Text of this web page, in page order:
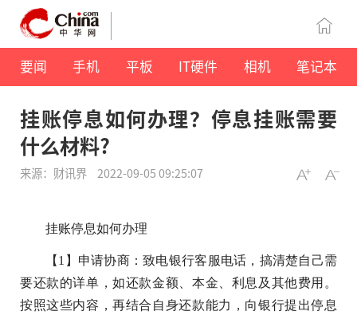
要闻 手机 平板 IT硬件 相机 笔记本
挂账停息如何办理？停息挂账需要
什么材料?
来源：财讯界 2022-09-05 09:25:07
挂账停息如何办理
【1】申请协商：致电银行客服电话，搞清楚自己需
要还款的详单，如还款金额、本金、利息及其他费用。
按照这些内容，再结合自身还款能力，向银行提出停息